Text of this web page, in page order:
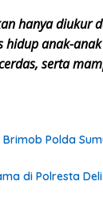
hanya diukur
anak-
serta
Polda
di Polresta